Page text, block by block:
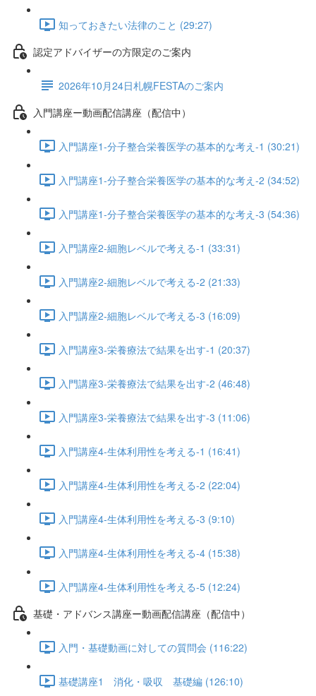
知っておきたい法律のこと (29:27)
認定アドバイザーの方限定のご案内
2026年10月24日札幌FESTAのご案内
入門講座ー動画配信講座（配信中）
入門講座1-分子整合栄養医学の基本的な考え-1 (30:21)
入門講座1-分子整合栄養医学の基本的な考え-2 (34:52)
入門講座1-分子整合栄養医学の基本的な考え-3 (54:36)
入門講座2-細胞レベルで考える-1 (33:31)
入門講座2-細胞レベルで考える-2 (21:33)
入門講座2-細胞レベルで考える-3 (16:09)
入門講座3-栄養療法で結果を出す-1 (20:37)
入門講座3-栄養療法で結果を出す-2 (46:48)
入門講座3-栄養療法で結果を出す-3 (11:06)
入門講座4-生体利用性を考える-1 (16:41)
入門講座4-生体利用性を考える-2 (22:04)
入門講座4-生体利用性を考える-3 (9:10)
入門講座4-生体利用性を考える-4 (15:38)
入門講座4-生体利用性を考える-5 (12:24)
基礎・アドバンス講座ー動画配信講座（配信中）
入門・基礎動画に対しての質問会 (116:22)
基礎講座1 消化・吸収 基礎編 (126:10)